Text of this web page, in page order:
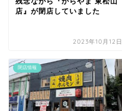
店』が閉店していました
2023年10月12日
閉店情報